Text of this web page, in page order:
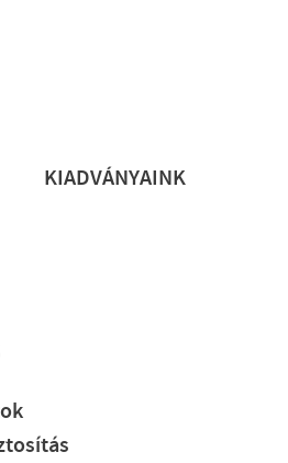
KIADVÁNYAINK